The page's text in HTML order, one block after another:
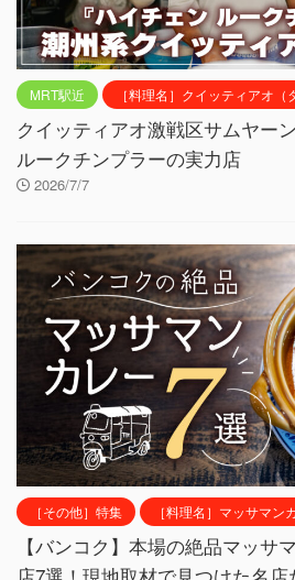
MRT駅近 ［料理名］クイッティアオ（
クイッティアオ激戦区サムヤー
ルークチンプラーの実力店
2026/7/7
［その他］特集 ［料理名］マッサマン
【バンコク】本場の絶品マッサ